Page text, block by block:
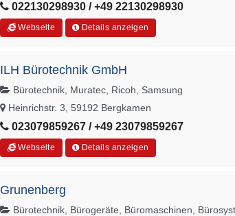
022130298930 / +49 22130298930
Webseite Details anzeigen
ILH Bürotechnik GmbH
Bürotechnik, Muratec, Ricoh, Samsung
Heinrichstr. 3, 59192 Bergkamen
023079859267 / +49 23079859267
Webseite Details anzeigen
Grunenberg
Bürotechnik, Bürogeräte, Büromaschinen,